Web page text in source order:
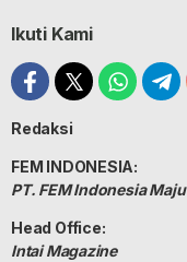
Ikuti Kami
Redaksi
FEM INDONESIA:
PT. FEM Indonesia Maju
Head Office:
Intai Magazine